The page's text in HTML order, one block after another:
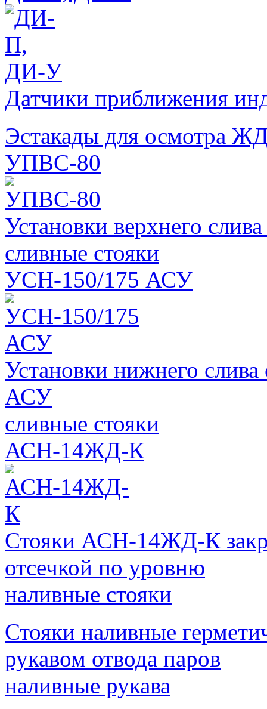
Датчики приближения
Эстакады для осмотра
УПВС-80
Установки верхнего
сливные стояки
УСН-150/175 АСУ
Установки нижнего
АСУ
сливные стояки
АСН-14ЖД-К
Стояки АСН-14ЖД-К
отсечкой по уровню
наливные стояки
Стояки наливные
рукавом отвода паров
наливные рукава